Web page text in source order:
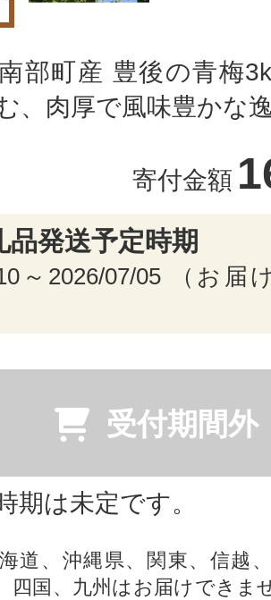
南部町産 豊後の青梅
、肉厚で風味豊かな
寄付金額
品発送予定時期
～2026/07/05 （お届
受付期間外
期は未定です。
道、沖縄県、関東、信越
四国、九州はお届けできま